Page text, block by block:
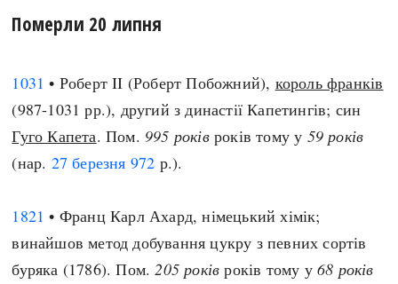
Померли 20 липня
1031 • Роберт II (Роберт Побожний), король франків
(987-1031 рр.), другий з династії Капетингів; син
Гуго Капета. Пом.995 роківроків тому у 59 років
(нар. 27 березня 972 р.).
1821 • Франц Карл Ахард, німецький хімік;
винайшов метод добування цукру з певних сортів
буряка (1786). Пом.205 років років тому у68 років